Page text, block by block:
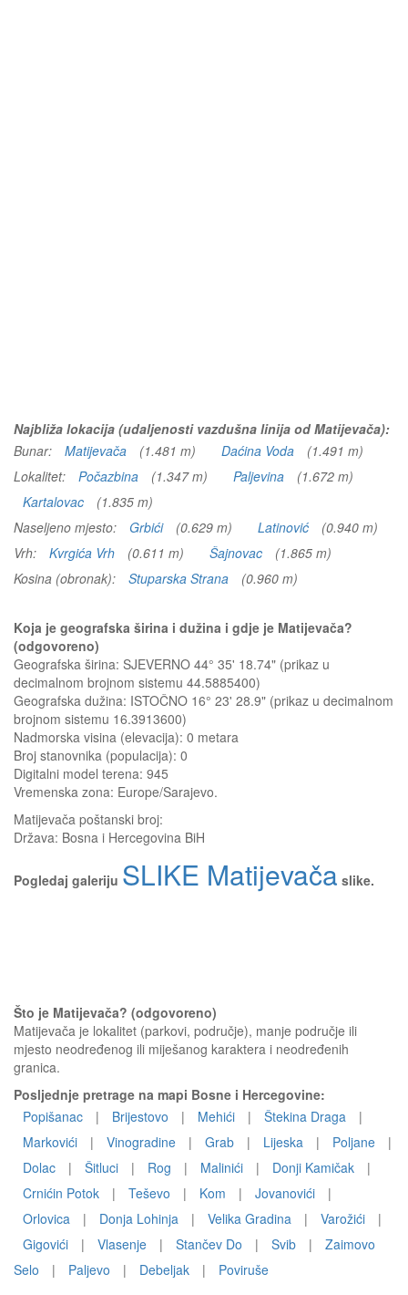
Najbliža lokacija (udaljenosti vazdušna linija od Matijevača):
Bunar:
Matijevača (1.481 m) Daćina Voda
(1.491 m)
Lokalitet:
Počazbina (1.347 m) Paljevina
(1.672 m)
Kartalovac
(1.835 m)
Naseljeno mjesto:
Grbići (0.629 m) Latinović
(0.940 m)
Vrh:
Kvrgića Vrh (0.611 m) Šajnovac
(1.865 m)
Kosina (obronak):
Stuparska Strana (0.960 m)
Koja je geografska širina i dužina i gdje je Matijevača?
(odgovoreno)
Geografska širina: SJEVERNO 44° 35' 18.74" (prikaz u
decimalnom brojnom sistemu 44.5885400)
Geografska dužina: ISTOČNO 16° 23' 28.9" (prikaz u decimalnom
brojnom sistemu 16.3913600)
Nadmorska visina (elevacija): 0 metara
Broj stanovnika (populacija): 0
Digitalni model terena: 945
Vremenska zona: Europe/Sarajevo.
Matijevača poštanski broj:
Država: Bosna i Hercegovina BiH
Pogledaj galeriju SLIKE Matijevača slike.
Što je Matijevača? (odgovoreno)
Matijevača je lokalitet (parkovi, područje), manje područje ili
mjesto neodređenog ili miješanog karaktera i neodređenih
granica.
Posljednje pretrage na mapi Bosne i Hercegovine:
Popišanac
| Brijestovo | Mehići | Štekina Draga
|
Markovići
| Vinogradine | Grab | Lijeska | Poljane
|
Dolac
| Šitluci | Rog | Malinići | Donji Kamičak
|
Crnićin Potok
| Teševo | Kom | Jovanovići
|
Orlovica
| Donja Lohinja | Velika Gradina | Varožići
|
Gigovići
| Vlasenje | Stančev Do | Svib |
Zaimovo
Selo
| Paljevo | Debeljak | Poviruše